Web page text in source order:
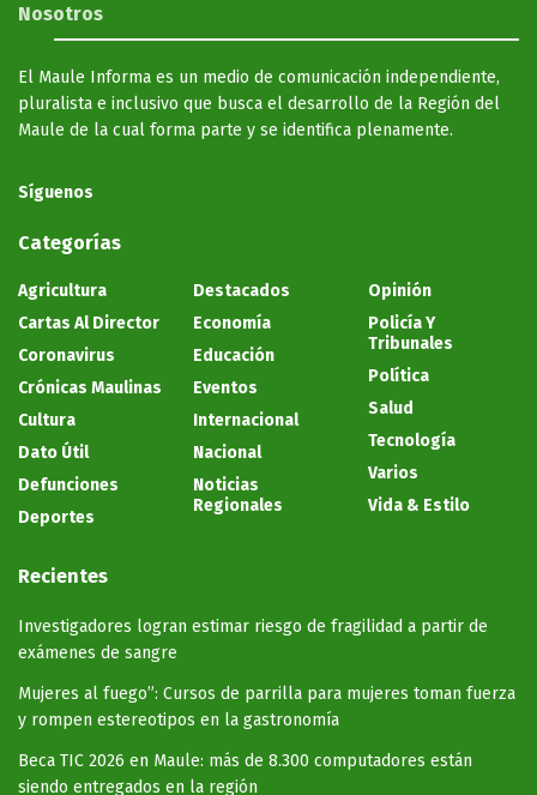
Nosotros
El Maule Informa es un medio de comunicación independiente,
pluralista e inclusivo que busca el desarrollo de la Región del
Maule de la cual forma parte y se identifica plenamente.
Síguenos
Categorías
Agricultura
Cartas Al Director
Coronavirus
Crónicas Maulinas
Cultura
Dato Útil
Defunciones
Deportes
Destacados
Economía
Educación
Eventos
Internacional
Nacional
Noticias
Regionales
Opinión
Policía Y
Tribunales
Política
Salud
Tecnología
Varios
Vida & Estilo
Recientes
Investigadores logran estimar riesgo de fragilidad a partir de
exámenes de sangre
Mujeres al fuego”: Cursos de parrilla para mujeres toman fuerza
y rompen estereotipos en la gastronomía
Beca TIC 2026 en Maule: más de 8.300 computadores están
siendo entregados en la región